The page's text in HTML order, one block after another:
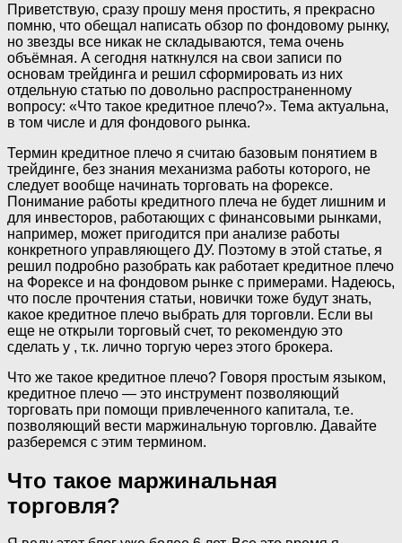
Приветствую, сразу прошу меня простить, я прекрасно
помню, что обещал написать обзор по фондовому рынку,
но звезды все никак не складываются, тема очень
объёмная. А сегодня наткнулся на свои записи по
основам трейдинга и решил сформировать из них
отдельную статью по довольно распространенному
вопросу: «Что такое кредитное плечо?». Тема актуальна,
в том числе и для фондового рынка.
Термин кредитное плечо я считаю базовым понятием в
трейдинге, без знания механизма работы которого, не
следует вообще начинать торговать на форексе.
Понимание работы кредитного плеча не будет лишним и
для инвесторов, работающих с финансовыми рынками,
например, может пригодится при анализе работы
конкретного управляющего ДУ. Поэтому в этой статье, я
решил подробно разобрать как работает кредитное плечо
на Форексе и на фондовом рынке с примерами. Надеюсь,
что после прочтения статьи, новички тоже будут знать,
какое кредитное плечо выбрать для торговли. Если вы
еще не открыли торговый счет, то рекомендую это
сделать у , т.к. лично торгую через этого брокера.
Что же такое кредитное плечо? Говоря простым языком,
кредитное плечо — это инструмент позволяющий
торговать при помощи привлеченного капитала, т.е.
позволяющий вести маржинальную торговлю. Давайте
разберемся с этим термином.
Что такое маржинальная
торговля?